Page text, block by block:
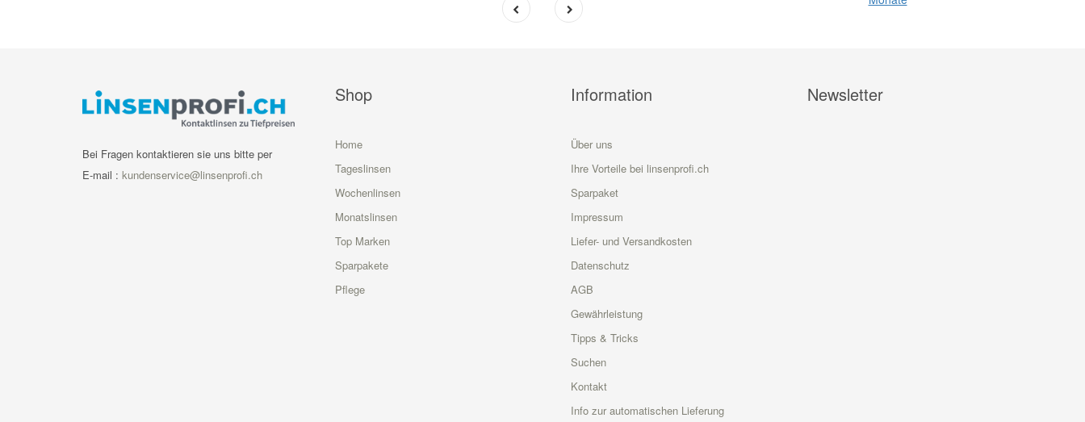
Bei Fragen kontaktieren sie uns bitte per
E-mail : kundenservice@linsenprofi.ch
Shop
Home
Tageslinsen
Wochenlinsen
Monatslinsen
Top Marken
Sparpakete
Pflege
Information
Über uns
Ihre Vorteile bei linsenprofi.ch
Sparpaket
Impressum
Liefer- und Versandkosten
Datenschutz
AGB
Gewährleistung
Tipps & Tricks
Suchen
Kontakt
Info zur automatischen Lieferung
Newsletter